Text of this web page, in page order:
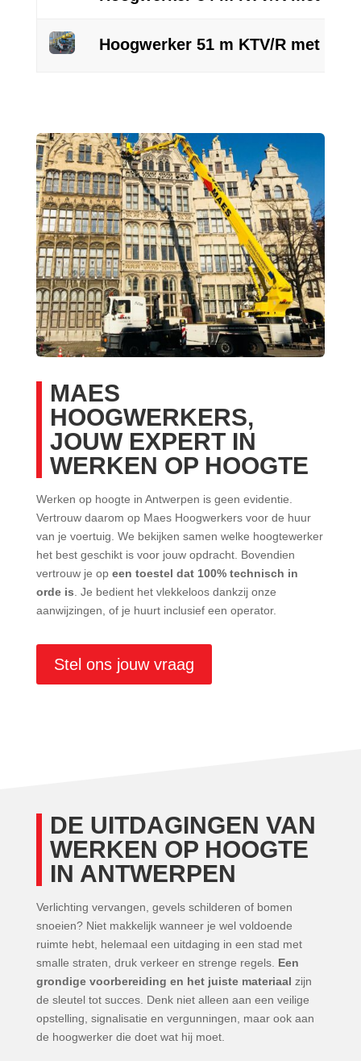
Hoogwerker 51 m KTV/R met
MAES
HOOGWERKERS,
JOUW EXPERT IN
WERKEN OP HOOGTE
Werken op hoogte in Antwerpen is geen evidentie.
Vertrouw daarom op Maes Hoogwerkers voor de huur
van je voertuig. We bekijken samen welke hoogtewerker
het best geschikt is voor jouw opdracht. Bovendien
vertrouw je op een toestel dat 100% technisch in
orde is . Je bedient het vlekkeloos dankzij onze
aanwijzingen, of je huurt inclusief een operator.
Stel ons jouw vraag
DE UITDAGINGEN VAN
WERKEN OP HOOGTE
IN ANTWERPEN
Verlichting vervangen, gevels schilderen of bomen
snoeien? Niet makkelijk wanneer je wel voldoende
ruimte hebt, helemaal een uitdaging in een stad met
smalle straten, druk verkeer en strenge regels. Een
grondige voorbereiding en het juiste materiaal zijn
de sleutel tot succes. Denk niet alleen aan een veilige
opstelling, signalisatie en vergunningen, maar ook aan
de hoogwerker die doet wat hij moet.